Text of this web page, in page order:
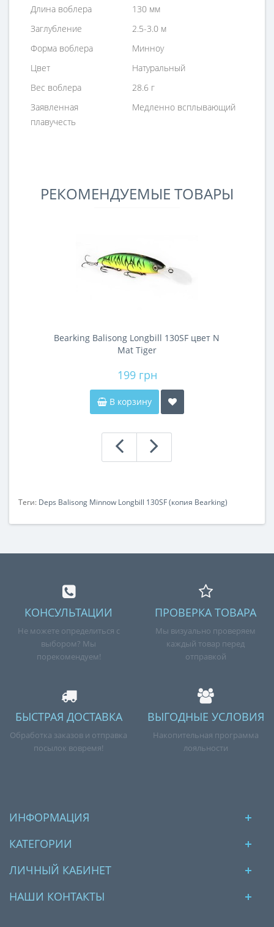
Длина воблера
130 мм
Заглубление
2.5-3.0 м
Форма воблера
Минноу
Цвет
Натуральный
Вес воблера
28.6 г
Заявленная
плавучесть
Медленно всплывающий
РЕКОМЕНДУЕМЫЕ ТОВАРЫ
Bearking Balisong Longbill 130SF цвет N
Mat Tiger
199 грн
В корзину
Теги: Deps Balisong Minnow Longbill 130SF (копия Bearking)
КОНСУЛЬТАЦИИ
Не можете определиться с
выбором? Мы
порекомендуем!
ПРОВЕРКА ТОВАРА
Мы визуально проверяем
каждый товар перед
отправкой
БЫСТРАЯ ДОСТАВКА
Обработка заказов и отправка
посылок вовремя!
ВЫГОДНЫЕ УСЛОВИЯ
Накопительная программа
лояльности
ИНФОРМАЦИЯ
КАТЕГОРИИ
ЛИЧНЫЙ КАБИНЕТ
НАШИ КОНТАКТЫ